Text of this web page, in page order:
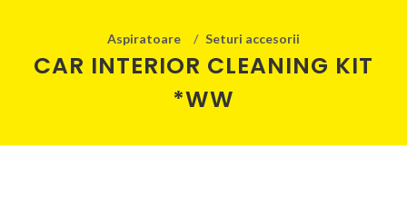
Aspiratoare Seturi accesorii
CAR INTERIOR CLEANING KIT
*WW